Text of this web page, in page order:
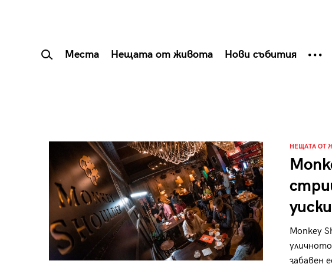
Места Нещата от живота Нови събития
НЕЩАТА ОТ
Monkey
забавен